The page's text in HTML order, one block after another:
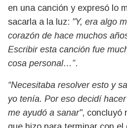
en una canción y expresó lo
sacarla a la luz: "Y, era algo
corazón de hace muchos
Escribir esta canción fue
cosa personal…”.
“Necesitaba resolver esto y
yo tenía. Por eso decidí
me ayudó a sanar", concluyó